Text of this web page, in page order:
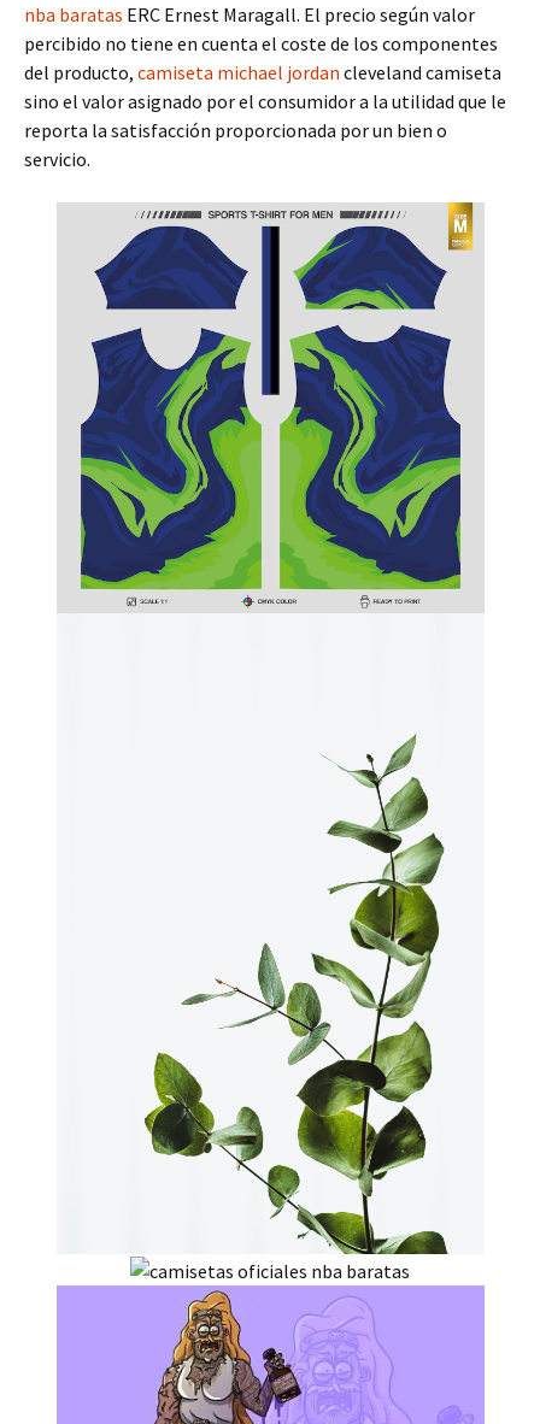
nba baratas ERC Ernest Maragall. El precio según valor
percibido no tiene en cuenta el coste de los componentes
del producto, camiseta michael jordan cleveland camiseta
sino el valor asignado por el consumidor a la utilidad que le
reporta la satisfacción proporcionada por un bien o
servicio.